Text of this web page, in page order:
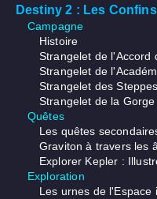
Destiny 2 : Les
Campagne
Histoire
Strangelet de l'Accord
Strangelet de
Strangelet des
Strangelet de la Gorge
Quêtes
Les quêtes
Graviton à travers les
Explorer Kepler :
Exploration
Les urnes de l'Espace